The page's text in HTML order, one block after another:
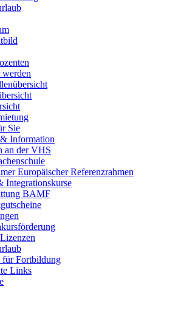
Sie
Information
an der VHS
Europäischer Referenzrahmen
Integrationskurse
BAMF
für Fortbildung
Links